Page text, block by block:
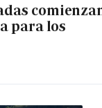
para los